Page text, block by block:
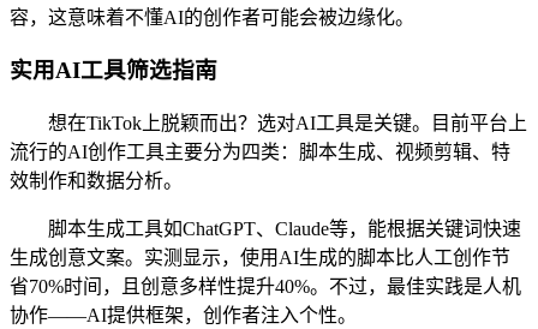
容，这意味着不懂AI的创作者可能会被边缘化。
实用AI工具筛选指南
想在TikTok上脱颖而出？选对AI工具是关键。目前平台上
流行的AI创作工具主要分为四类：脚本生成、视频剪辑、特
效制作和数据分析。
脚本生成工具如ChatGPT、Claude等，能根据关键词快速
生成创意文案。实测显示，使用AI生成的脚本比人工创作节
省70%时间，且创意多样性提升40%。不过，最佳实践是人机
协作——AI提供框架，创作者注入个性。